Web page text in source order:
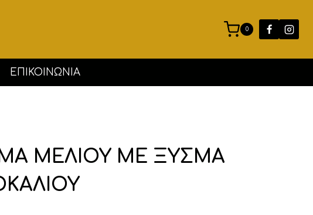
0
ΕΠΙΚΟΙΝΩΝΊΑ
ΜΕΛΙΟΥ ΜΕ ΞΥΣΜΑ